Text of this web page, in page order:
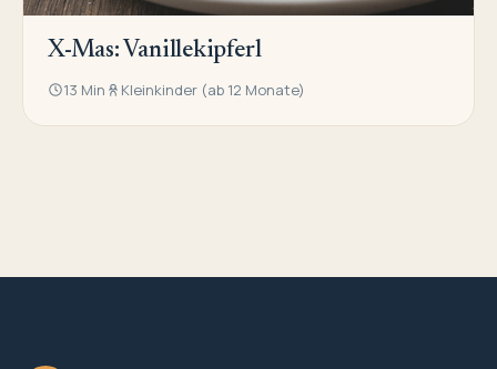
X-Mas: Vanillekipferl
13 Min Kleinkinder (ab 12 Monate)